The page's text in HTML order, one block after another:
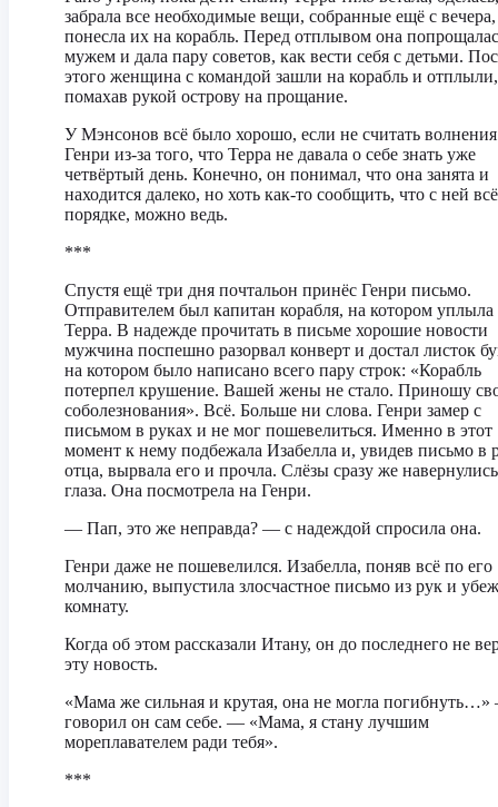
забрала все необходимые вещи, собранные ещё с
понесла их на корабль. Перед отплывом она
мужем и дала пару советов, как вести себя с детьми.
этого женщина с командой зашли на корабль и отплыли,
помахав рукой острову на прощание.
У Мэнсонов всё было хорошо, если не считать волнения
Генри из-за того, что Терра не давала о себе знать уже
четвёртый день. Конечно, он понимал, что она занята и
находится далеко, но хоть как-то сообщить, что с ней
порядке, можно ведь.
***
Спустя ещё три дня почтальон принёс Генри письмо.
Отправителем был капитан корабля, на котором уплыла
Терра. В надежде прочитать в письме хорошие новости
мужчина поспешно разорвал конверт и достал листок
на котором было написано всего пару строк: «Корабль
потерпел крушение. Вашей жены не стало. Приношу
соболезнования». Всё. Больше ни слова. Генри замер с
письмом в руках и не мог пошевелиться. Именно в этот
момент к нему подбежала Изабелла и, увидев письмо в
отца, вырвала его и прочла. Слёзы сразу же
глаза. Она посмотрела на Генри.
— Пап, это же неправда? — с надеждой спросила она.
Генри даже не пошевелился. Изабелла, поняв всё по его
молчанию, выпустила злосчастное письмо из рук и
комнату.
Когда об этом рассказали Итану, он до последнего не
эту новость.
«Мама же сильная и крутая, она не могла
говорил он сам себе. — «Мама, я стану лучшим
мореплавателем ради тебя».
***